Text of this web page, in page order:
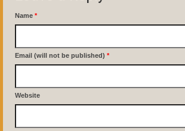
Name *
Email (will not be published) *
Website